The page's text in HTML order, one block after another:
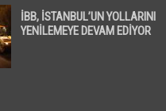
Dikkat Çekti
İBB, İSTANBUL’UN YOLLARINI
YENİLEMEYE DEVAM EDİYOR